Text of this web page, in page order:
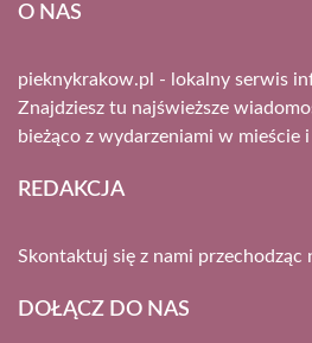
O NAS
pieknykrakow.pl - lokalny serwis
Znajdziesz tu najświeższe
bieżąco z wydarzeniami w mieście
REDAKCJA
Skontaktuj się z nami przechodząc
DOŁĄCZ DO NAS